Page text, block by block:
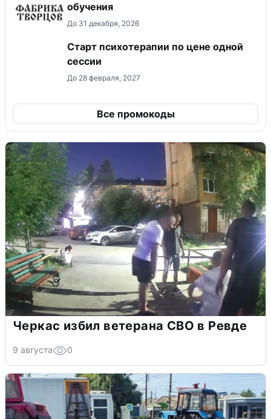
обучения
До 31 декабря, 2026
Старт психотерапии по цене одной
сессии
До 28 февраля, 2027
Все промокоды
Черкас избил ветерана СВО в Ревде
9 августа 0